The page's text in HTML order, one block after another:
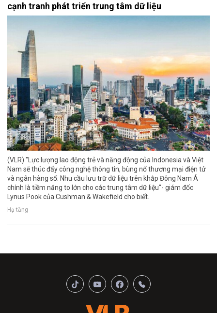
cạnh tranh phát triển trung tâm dữ liệu
(VLR) "Lực lượng lao động trẻ và năng động của Indonesia và Việt
Nam sẽ thúc đẩy công nghệ thông tin, bùng nổ thương mại điện tử
và ngân hàng số. Nhu cầu lưu trữ dữ liệu trên khắp Đông Nam Á
chính là tiềm năng to lớn cho các trung tâm dữ liệu"- giám đốc
Lynus Pook của Cushman & Wakefield cho biết.
Hạ tầng